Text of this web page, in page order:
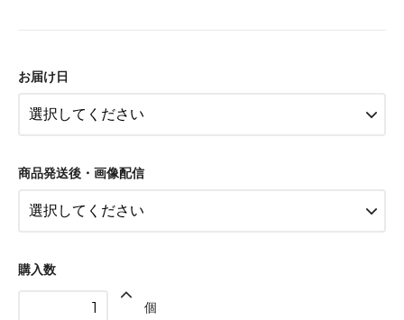
お届け日
商品発送後・画像配信
購入数
個